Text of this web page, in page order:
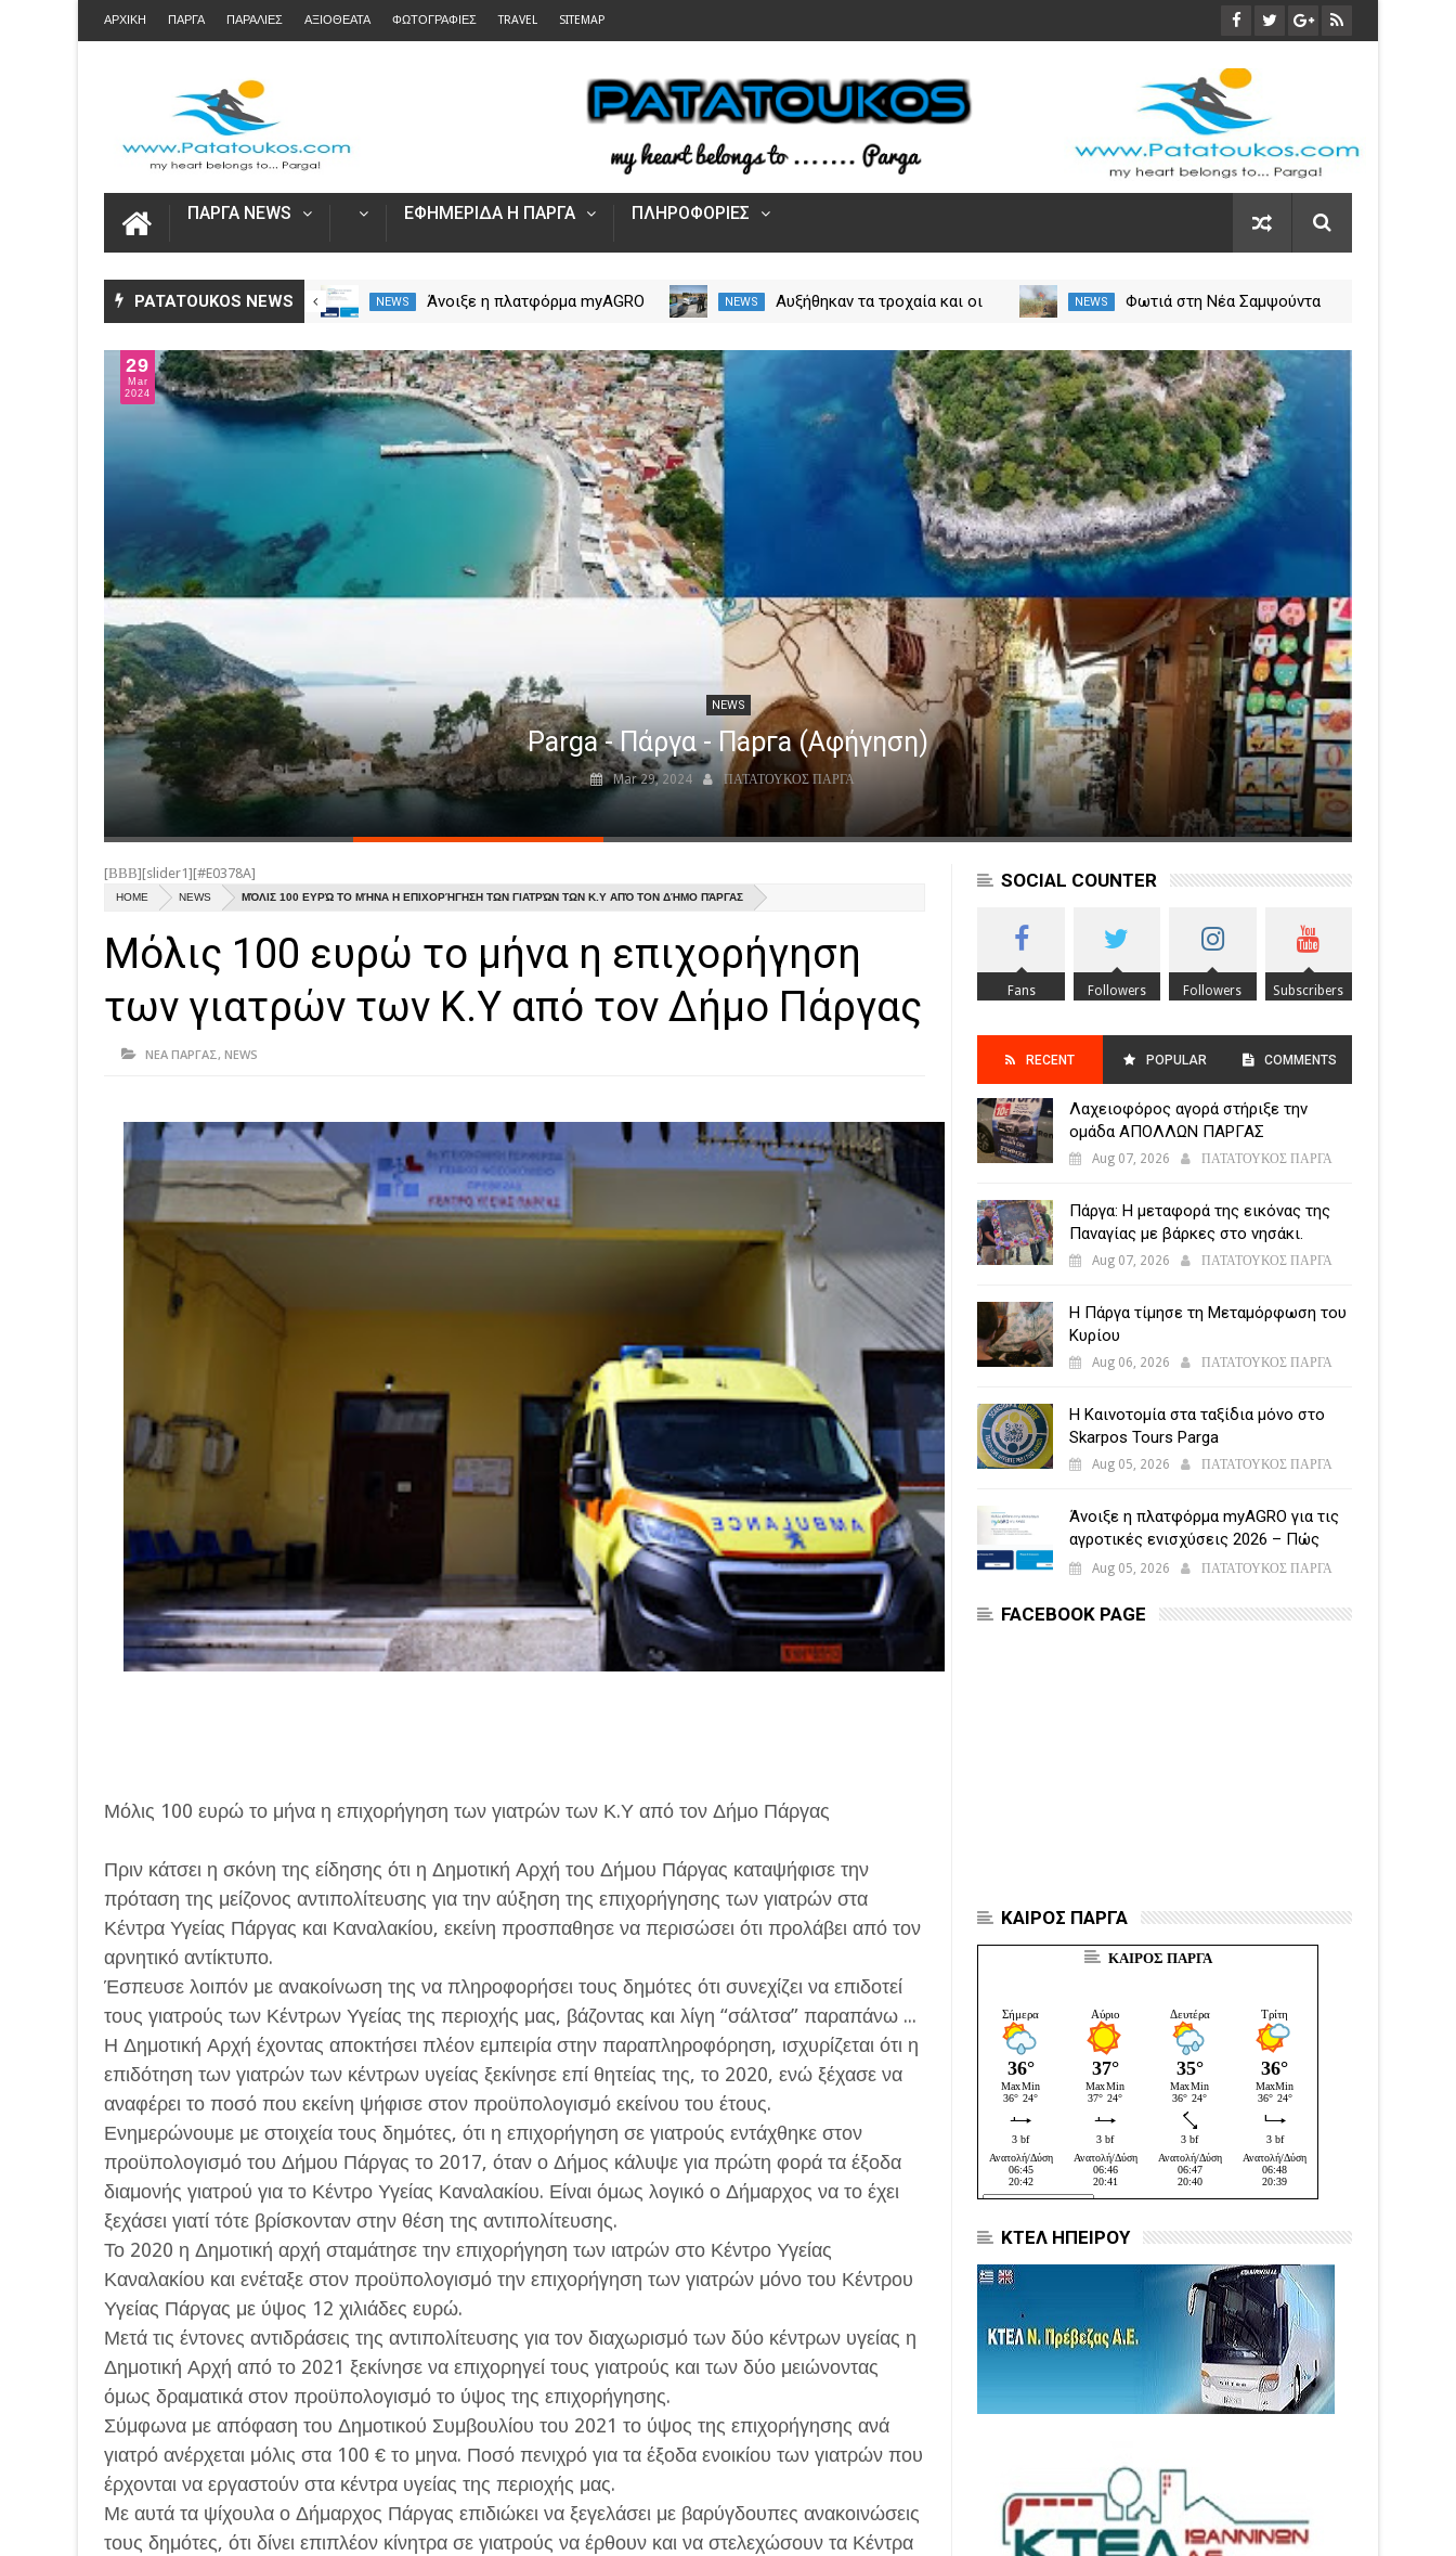
ΑΡΧΙΚΗ ΠΑΡΓΑ ΠΑΡΑΛΙΕΣ ΑΞΙΟΘΕΑΤΑ ΦΩΤΟΓΡΑΦΙΕΣ TRAVEL SITEMAP
ΠΑΡΓΑ NEWS ΕΦΗΜΕΡΙΔΑ Η ΠΑΡΓΑ ΠΛΗΡΟΦΟΡΙΕΣ
PATATOUKOS NEWS
Η Καινοτομία στα ταξίδια μόνο
στο Skarpos Tours Parga
NEWS
Άνοιξε η πλατφόρμα myAGRO
Ενιαία Αίτηση Ενίσχυσης
NEWS
Αυξήθηκαν τα τροχαία και οι
NEWS
Φωτιά στη Νέα Σαμψούντα
δυνάμεις
29
Mar
2024
NEWS
Parga - Πάργα - Парга (Αφήγηση)
Mar 29, 2024 ΠΑΤΑΤΟΥΚΟΣ ΠΑΡΓΑ
[ΒΒΒ][slider1][#E0378A]
HOME NEWS ΜΌΛΙΣ 100 ΕΥΡΏ ΤΟ ΜΉΝΑ Η ΕΠΙΧΟΡΉΓΗΣΗ ΤΩΝ ΓΙΑΤΡΏΝ ΤΩΝ Κ.Υ ΑΠΌ ΤΟΝ ΔΉΜΟ ΠΆΡΓΑΣ
Μόλις 100 ευρώ το μήνα η επιχορήγηση
των γιατρών των Κ.Υ από τον Δήμο Πάργας
ΝΕΑ ΠΑΡΓΑΣ, NEWS
Μόλις 100 ευρώ το μήνα η επιχορήγηση των γιατρών των Κ.Υ από τον Δήμο Πάργας
Πριν κάτσει η σκόνη της είδησης ότι η Δημοτική Αρχή του Δήμου Πάργας καταψήφισε την
πρόταση της μείζονος αντιπολίτευσης για την αύξηση της επιχορήγησης των γιατρών στα
Κέντρα Υγείας Πάργας και Καναλακίου, εκείνη προσπαθησε να περισώσει ότι προλάβει από τον
αρνητικό αντίκτυπο.
Έσπευσε λοιπόν με ανακοίνωση της να πληροφορήσει τους δημότες ότι συνεχίζει να επιδοτεί
τους γιατρούς των Κέντρων Υγείας της περιοχής μας, βάζοντας και λίγη “σάλτσα” παραπάνω ...
Η Δημοτική Αρχή έχοντας αποκτήσει πλέον εμπειρία στην παραπληροφόρηση, ισχυρίζεται ότι η
επιδότηση των γιατρών των κέντρων υγείας ξεκίνησε επί θητείας της, το 2020, ενώ ξέχασε να
αναφέρει το ποσό που εκείνη ψήφισε στον προϋπολογισμό εκείνου του έτους.
Ενημερώνουμε με στοιχεία τους δημότες, ότι η επιχορήγηση σε γιατρούς εντάχθηκε στον
προϋπολογισμό του Δήμου Πάργας το 2017, όταν ο Δήμος κάλυψε για πρώτη φορά τα έξοδα
διαμονής γιατρού για το Κέντρο Υγείας Καναλακίου. Είναι όμως λογικό ο Δήμαρχος να το έχει
ξεχάσει γιατί τότε βρίσκονταν στην θέση της αντιπολίτευσης.
Το 2020 η Δημοτική αρχή σταμάτησε την επιχορήγηση των ιατρών στο Κέντρο Υγείας
Καναλακίου και ενέταξε στον προϋπολογισμό την επιχορήγηση των γιατρών μόνο του Κέντρου
Υγείας Πάργας με ύψος 12 χιλιάδες ευρώ.
Μετά τις έντονες αντιδράσεις της αντιπολίτευσης για τον διαχωρισμό των δύο κέντρων υγείας η
Δημοτική Αρχή από το 2021 ξεκίνησε να επιχορηγεί τους γιατρούς και των δύο μειώνοντας
όμως δραματικά στον προϋπολογισμό το ύψος της επιχορήγησης.
Σύμφωνα με απόφαση του Δημοτικού Συμβουλίου του 2021 το ύψος της επιχορήγησης ανά
γιατρό ανέρχεται μόλις στα 100 € το μηνα. Ποσό πενιχρό για τα έξοδα ενοικίου των γιατρών που
έρχονται να εργαστούν στα κέντρα υγείας της περιοχής μας.
Με αυτά τα ψίχουλα ο Δήμαρχος Πάργας επιδιώκει να ξεγελάσει με βαρύγδουπες ανακοινώσεις
τους δημότες, ότι δίνει επιπλέον κίνητρα σε γιατρούς να έρθουν και να στελεχώσουν τα Κέντρα
SOCIAL COUNTER
Fans Followers Followers Subscribers
RECENT POPULAR
POSTS
COMMENTS
Λαχειοφόρος αγορά στήριξε την
ομάδα ΑΠΟΛΛΩΝ ΠΑΡΓΑΣ
Aug 07, 2026 ΠΑΤΑΤΟΥΚΟΣ ΠΑΡΓΑ
Πάργα: Η μεταφορά της εικόνας της
Παναγίας με βάρκες στο νησάκι.
Aug 07, 2026 ΠΑΤΑΤΟΥΚΟΣ ΠΑΡΓΑ
Η Πάργα τίμησε τη Μεταμόρφωση του
Κυρίου
Aug 06, 2026 ΠΑΤΑΤΟΥΚΟΣ ΠΑΡΓΑ
Η Καινοτομία στα ταξίδια μόνο στο
Skarpos Tours Parga
Aug 05, 2026 ΠΑΤΑΤΟΥΚΟΣ ΠΑΡΓΑ
Άνοιξε η πλατφόρμα myAGRO για τις
αγροτικές ενισχύσεις 2026 – Πώς
υποβάλλεται η Ενιαία Αίτηση
Aug 05, 2026 ΠΑΤΑΤΟΥΚΟΣ ΠΑΡΓΑ
FACEBOOK PAGE
ΚΑΙΡΟΣ ΠΑΡΓΑ
ΚΑΙΡΟΣ ΠΑΡΓΑ
ΚΤΕΛ ΗΠΕΙΡΟΥ